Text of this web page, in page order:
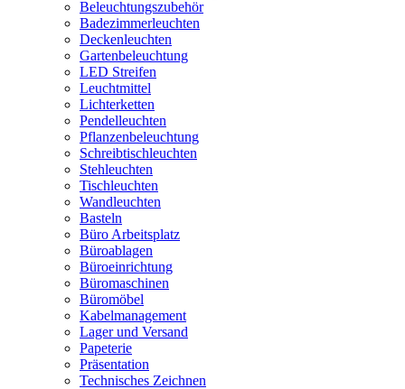
Beleuchtungszubehör
Badezimmerleuchten
Deckenleuchten
Gartenbeleuchtung
LED Streifen
Leuchtmittel
Lichterketten
Pendelleuchten
Pflanzenbeleuchtung
Schreibtischleuchten
Stehleuchten
Tischleuchten
Wandleuchten
Basteln
Büro Arbeitsplatz
Büroablagen
Büroeinrichtung
Büromaschinen
Büromöbel
Kabelmanagement
Lager und Versand
Papeterie
Präsentation
Technisches Zeichnen